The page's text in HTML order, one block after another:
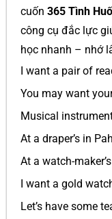
cuốn 365 Tình
công cụ đắc lực
học nhanh – nhớ
I want a pair of
You may want
Musical
At a draper’s in
At a watch-
I want a gold
Let’s have some